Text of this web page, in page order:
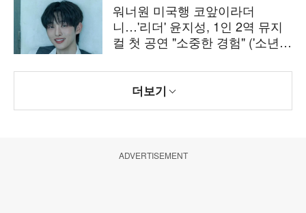
워너원 미국행 코앞이라더
니…'리더' 윤지성, 1인 2역 뮤지
컬 첫 공연 "소중한 경험" ('소년
더보기
ADVERTISEMENT